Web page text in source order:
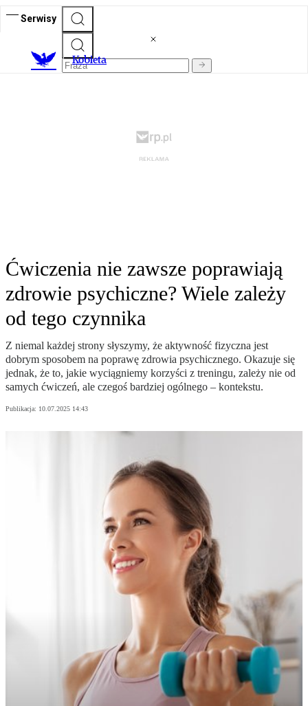
Serwisy
Kobieta
Ćwiczenia nie zawsze poprawiają
zdrowie psychiczne? Wiele zależy
od tego czynnika
Z niemal każdej strony słyszymy, że aktywność fizyczna jest
dobrym sposobem na poprawę zdrowia psychicznego. Okazuje się
jednak, że to, jakie wyciągniemy korzyści z treningu, zależy nie od
samych ćwiczeń, ale czegoś bardziej ogólnego – kontekstu.
Publikacja: 10.07.2025 14:43